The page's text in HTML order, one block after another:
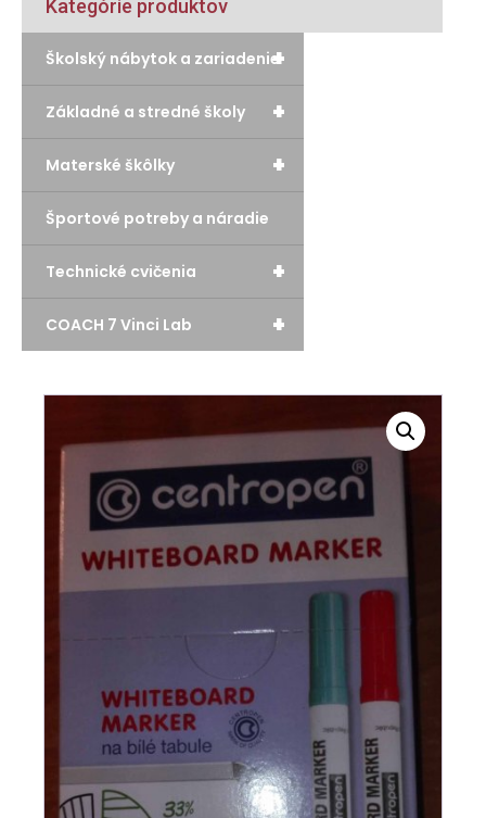
Kategórie produktov
+
Školský nábytok a zariadenie
+
Základné a stredné školy
+
Materské škôlky
Športové potreby a náradie
+
Technické cvičenia
+
COACH 7 Vinci Lab